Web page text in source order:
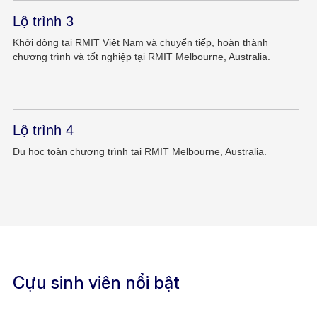
Lộ trình 3
Khởi động tại RMIT Việt Nam và chuyển tiếp, hoàn thành
chương trình và tốt nghiệp tại RMIT Melbourne, Australia.
Lộ trình 4
Du học toàn chương trình tại RMIT Melbourne, Australia.
Cựu sinh viên nổi bật